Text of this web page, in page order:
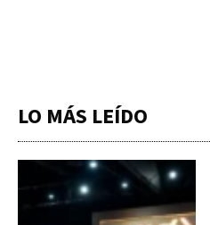
LO MÁS LEÍDO